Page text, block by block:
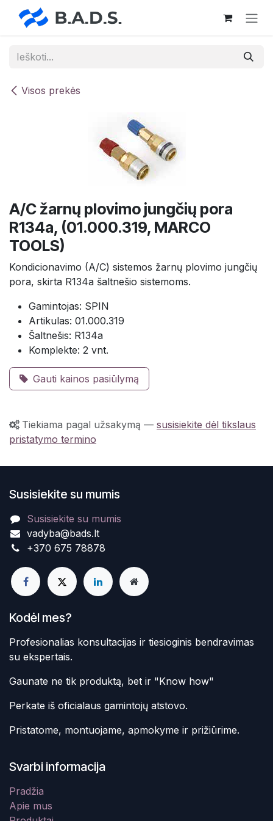
Skip to Content
Visos prekės
A/C žarnų plovimo jungčių pora
R134a, (01.000.319, MARCO
TOOLS)
Kondicionavimo (A/C) sistemos žarnų plovimo jungčių
pora, skirta R134a šaltnešio sistemoms.
Gamintojas: SPIN
Artikulas: 01.000.319
Šaltnešis: R134a
Komplekte: 2 vnt.
Gauti kainos pasiūlymą
Tiekiama pagal užsakymą — susisiekite dėl tikslaus
pristatymo termino
Susisiekite su mumis
Susisiekite su mumis
vadyba@bads.lt
+370 675 78878
Kodėl mes?
Profesionalias konsultacijas ir tiesioginis bendravimas
su ekspertais.
Gaunate ne tik produktą, bet ir "Know how"
Perkate iš oficialaus gamintojų atstovo.
Pristatome, montuojame, apmokyme ir prižiūrime.
Svarbi informacija
Pradžia
Apie mus